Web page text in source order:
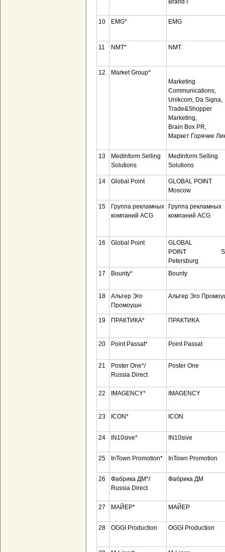
Brand I
10 EMG* EMG
11 NMT* NMT
12
Market Group*
Marketing
Communications,
Unikcom, Da Signa,
Trade&Shopper
Marketing,
Brain Box PR,
Маркет Горячие
13
MedInform Selling
Solutions
MedInform Selling
Solutions
14 Global Point
GLOBAL
Moscow
15
Группа рекламных
компаний ACG
Группа рекламных
компаний ACG
16 Global Point
GLOBAL
POINT
Petersburg
17
Bounty* Bounty
18
Альтер Эго
Промоушн
Альтер Эго
19 ПРАКТИКА* ПРАКТИКА
20 Point Passat* Point Passat
21
Poster One*/
Russia Direct
Poster One
22 IMAGENCY* IMAGENCY
23 ICON* ICON
24 IN10sive* IN10sive
25 InTown Promotion* InTown Promotion
26
Фабрика ДМ*/
Russia Direct
Фабрика ДМ
27 МАЙЕР* МАЙЕР
28 OGGI Production OGGI Production